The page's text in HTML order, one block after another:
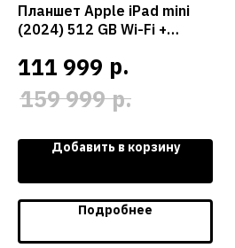
Планшет Apple iPad mini
(2024) 512 GB Wi-Fi +
Фиолетовый)
111 999 р.
159 999 р.
Добавить в корзину
Подробнее